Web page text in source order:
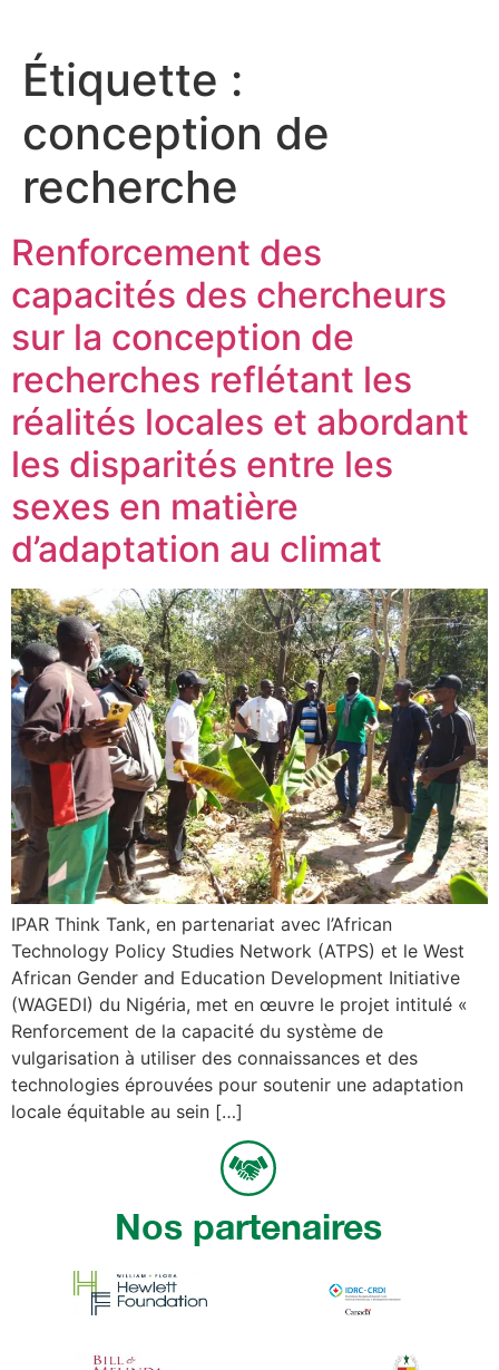
Étiquette :
conception de
recherche
Renforcement des
capacités des chercheurs
sur la conception de
recherches reflétant les
réalités locales et abordant
les disparités entre les
sexes en matière
d’adaptation au climat
IPAR Think Tank, en partenariat avec l’African
Technology Policy Studies Network (ATPS) et le West
African Gender and Education Development Initiative
(WAGEDI) du Nigéria, met en œuvre le projet intitulé «
Renforcement de la capacité du système de
vulgarisation à utiliser des connaissances et des
technologies éprouvées pour soutenir une adaptation
locale équitable au sein […]
Nos partenaires